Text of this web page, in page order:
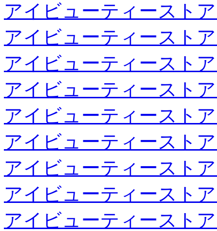
アイビューティースト
アイビューティースト
アイビューティースト
アイビューティースト
アイビューティースト
アイビューティースト
アイビューティースト
アイビューティースト
アイビューティースト